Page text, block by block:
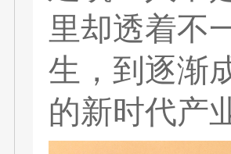
里却透着不
生，到逐渐
的新时代产